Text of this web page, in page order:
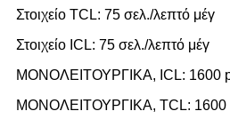
Στοιχείο TCL: 75 σελ./λεπτό μέγ
Στοιχείο ICL: 75 σελ./λεπτό μέγ
ΜΟΝΟΛΕΙΤΟΥΡΓΙΚΑ, ICL: 1600
ΜΟΝΟΛΕΙΤΟΥΡΓΙΚΑ, TCL: 1600